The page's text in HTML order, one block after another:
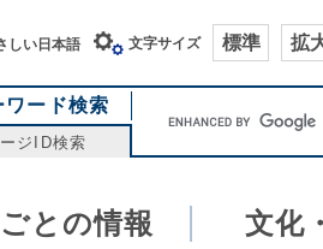
しい日本語 文字サイズ 標準 拡
ワード検索
ジID検索
ワ
ド
との情報 文化